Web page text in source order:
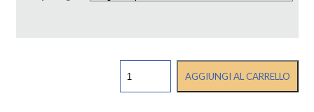
AGGIUNGI AL CARRELLO